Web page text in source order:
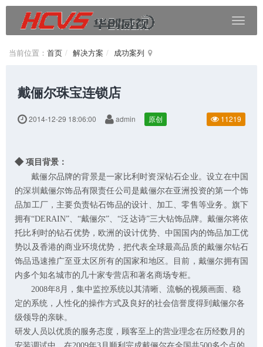
当前位置： 首页 解决方案 成功案列
戴俪尔珠宝连锁店
2014-12-29 18:06:00 admin 原创 11219
◆项目背景：
戴俪尔品牌的背景是一家比利时资深钻石企业。设立在中国
的深圳戴俪尔饰品有限责任公司是戴俪尔在亚洲投资的第一个饰
品加工厂，主要负责钻石饰品的设计、加工、零售等业务。旗下
拥有“DERAIN”、“戴俪尔”、“泛达诗”三大钻饰品牌。戴俪尔将依
托比利时的钻石优势，欧洲的设计优势、中国国内的饰品加工优
势以及香港的商业环境优势，把代表全球最高品质的戴俪尔钻石
饰品迅速推广至亚太区所有的国家和地区。目前，戴俪尔拥有国
内多个知名城市的几十家专营店和著名商场专柜。
2008年8 月，集中监控系统以其清晰、流畅的视频画面、稳
定的系统，人性化的操作方式及良好的社会信誉度得到戴俪尔各
级领导的亲昧。
研发人员以优质的服务态度，顾客至上的营业理念在历经数月的